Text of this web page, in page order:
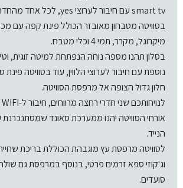
smart tv עם חיבור לערוצי yes, לכל אחד מהחדרים.
בסוויטה מטבחון מאובזר הכולל פינת קפה עם
מיקרוגל, מקרר, תמי 4 וכלי מטבח.
נוספת עם חיבור לערוצי הלווין, עוד בסוויטה
חלון גדול הצופה אל מרפסת הסוויטה.
לנויחותכם שני חדרי רחצה מרווחים, חיבור ל-WIFI ומיזוג אויר.
אורחי הסוויטה יהנו ממערכת סאונד שמסתנכרנת
הנייד.
לסוויטה מרפסת עץ מוגבהת הכוללת בריכת
סועדים.